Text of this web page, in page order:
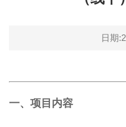
日期
一、项目内容